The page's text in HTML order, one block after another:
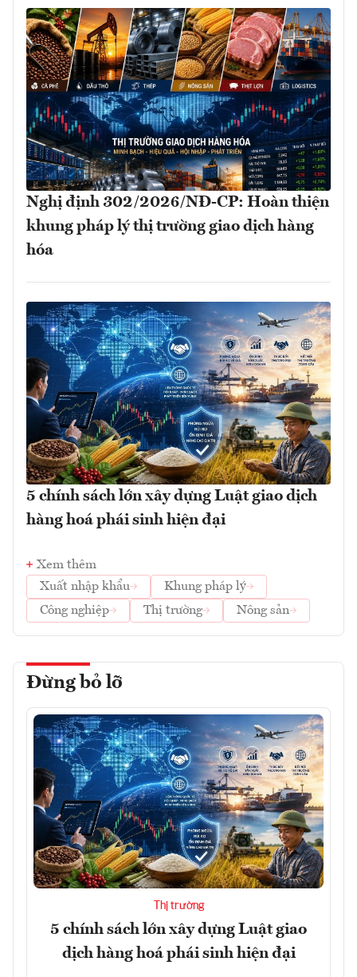
Nghị định 302/2026/NĐ-CP: Hoàn thiện
khung pháp lý thị trường giao dịch hàng
hóa
5 chính sách lớn xây dựng Luật giao dịch
hàng hoá phái sinh hiện đại
Xem thêm
Xuất nhập khẩu
Khung pháp lý
Công nghiệp
Thị trường Nông sản
Đừng bỏ lỡ
Thị trường
5 chính sách lớn xây dựng Luật giao
dịch hàng hoá phái sinh hiện đại